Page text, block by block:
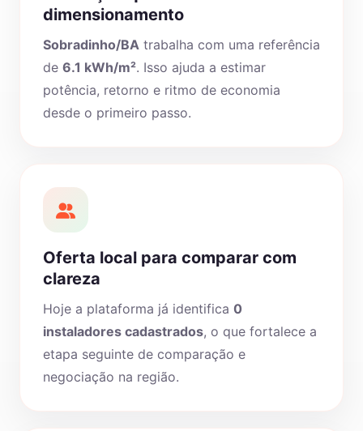
dimensionamento
Sobradinho/BA trabalha com uma referência
de 6.1 kWh/m². Isso ajuda a estimar
potência, retorno e ritmo de economia
desde o primeiro passo.
Oferta local para comparar com
clareza
Hoje a plataforma já identifica 0
instaladores cadastrados, o que fortalece a
etapa seguinte de comparação e
negociação na região.